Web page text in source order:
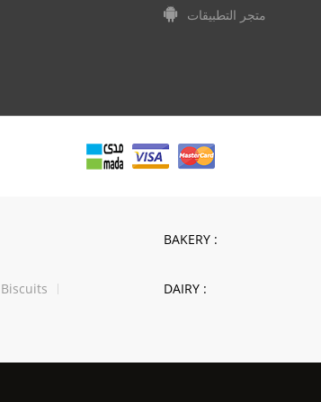
متجر التطبيقات
BAKERY :
Biscuits
DAIRY :